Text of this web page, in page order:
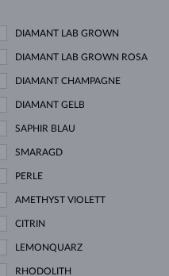
DIAMANT LAB GROWN
DIAMANT LAB GROWN ROSA
DIAMANT CHAMPAGNE
DIAMANT GELB
SAPHIR BLAU
SMARAGD
PERLE
AMETHYST VIOLETT
CITRIN
LEMONQUARZ
RHODOLITH